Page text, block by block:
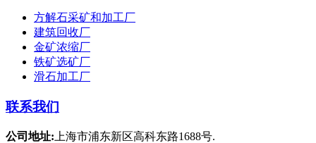
方解石采矿和加工厂
建筑回收厂
金矿浓缩厂
铁矿选矿厂
滑石加工厂
联系我们
公司地址: 上海市浦东新区高科东路1688号.